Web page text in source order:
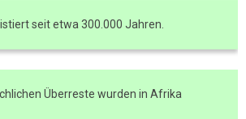
seit etwa 300.000 Jahren.
Überreste wurden in Afrika